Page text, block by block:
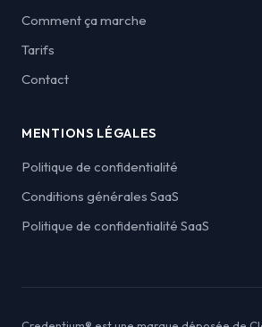
Comment ça marche
Tarifs
Contact
MENTIONS LÉGALES
Politique de confidentialité
Conditions générales SaaS
Politique de confidentialité SaaS